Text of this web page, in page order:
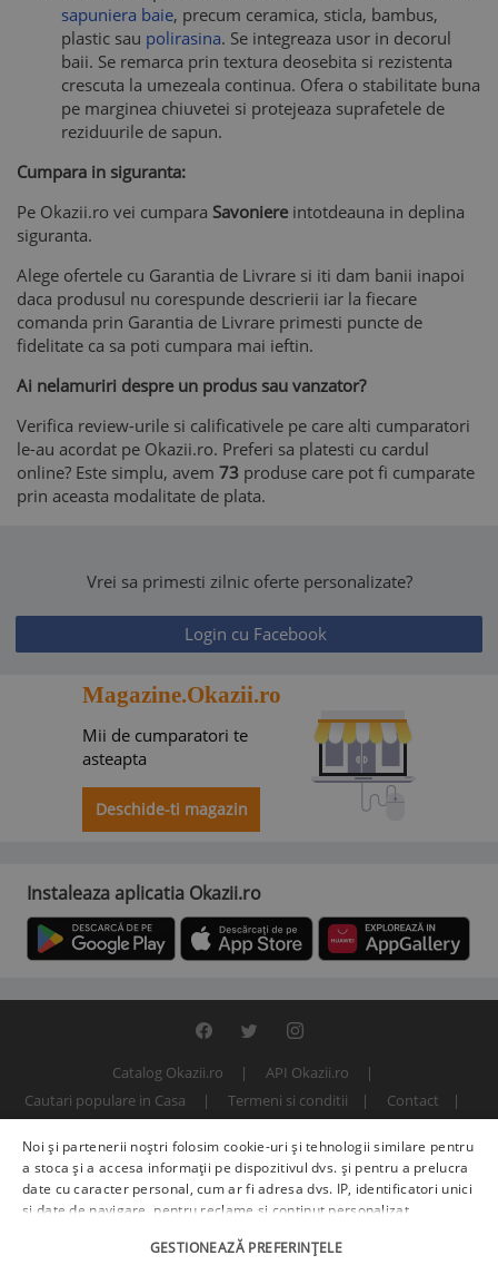
sapuniera baie, precum ceramica, sticla, bambus,
plastic sau polirasina. Se integreaza usor in decorul
baii. Se remarca prin textura deosebita si rezistenta
crescuta la umezeala continua. Ofera o stabilitate buna
pe marginea chiuvetei si protejeaza suprafetele de
reziduurile de sapun.
Cumpara in siguranta:
Pe Okazii.ro vei cumpara Savoniereintotdeauna in deplina
siguranta.
Alege ofertele cu Garantia de Livrare si iti dam banii inapoi
daca produsul nu corespunde descrierii iar la fiecare
comanda prin Garantia de Livrare primesti puncte de
fidelitate ca sa poti cumpara mai ieftin.
Ai nelamuriri despre un produs sau vanzator?
Verifica review-urile si calificativele pe care alti cumparatori
le-au acordat pe Okazii.ro. Preferi sa platesti cu cardul
online? Este simplu, avem 73 produse care pot fi cumparate
prin aceasta modalitate de plata.
Vrei sa primesti zilnic oferte personalizate?
Login cu Facebook
Magazine.Okazii.ro
Mii de cumparatori te
asteapta
Deschide-ti magazin
Instaleaza aplicatia Okazii.ro
Catalog Okazii.ro
API Okazii.ro
Cautari populare in Casa
Termeni si conditii
Contact
© 2000 - 2026 S.C. BITFACTOR S.R.L.
Noi și partenerii noștri folosim cookie-uri și tehnologii similare pentru
a stoca și a accesa informații pe dispozitivul dvs. și pentru a prelucra
date cu caracter personal, cum ar fi adresa dvs. IP, identificatori unici
și date de navigare, pentru reclame și conținut personalizat,
îmbunătățirea serviciilor.Furnizori terți (225)pot, de asemenea,
GESTIONEAZĂ PREFERINȚELE